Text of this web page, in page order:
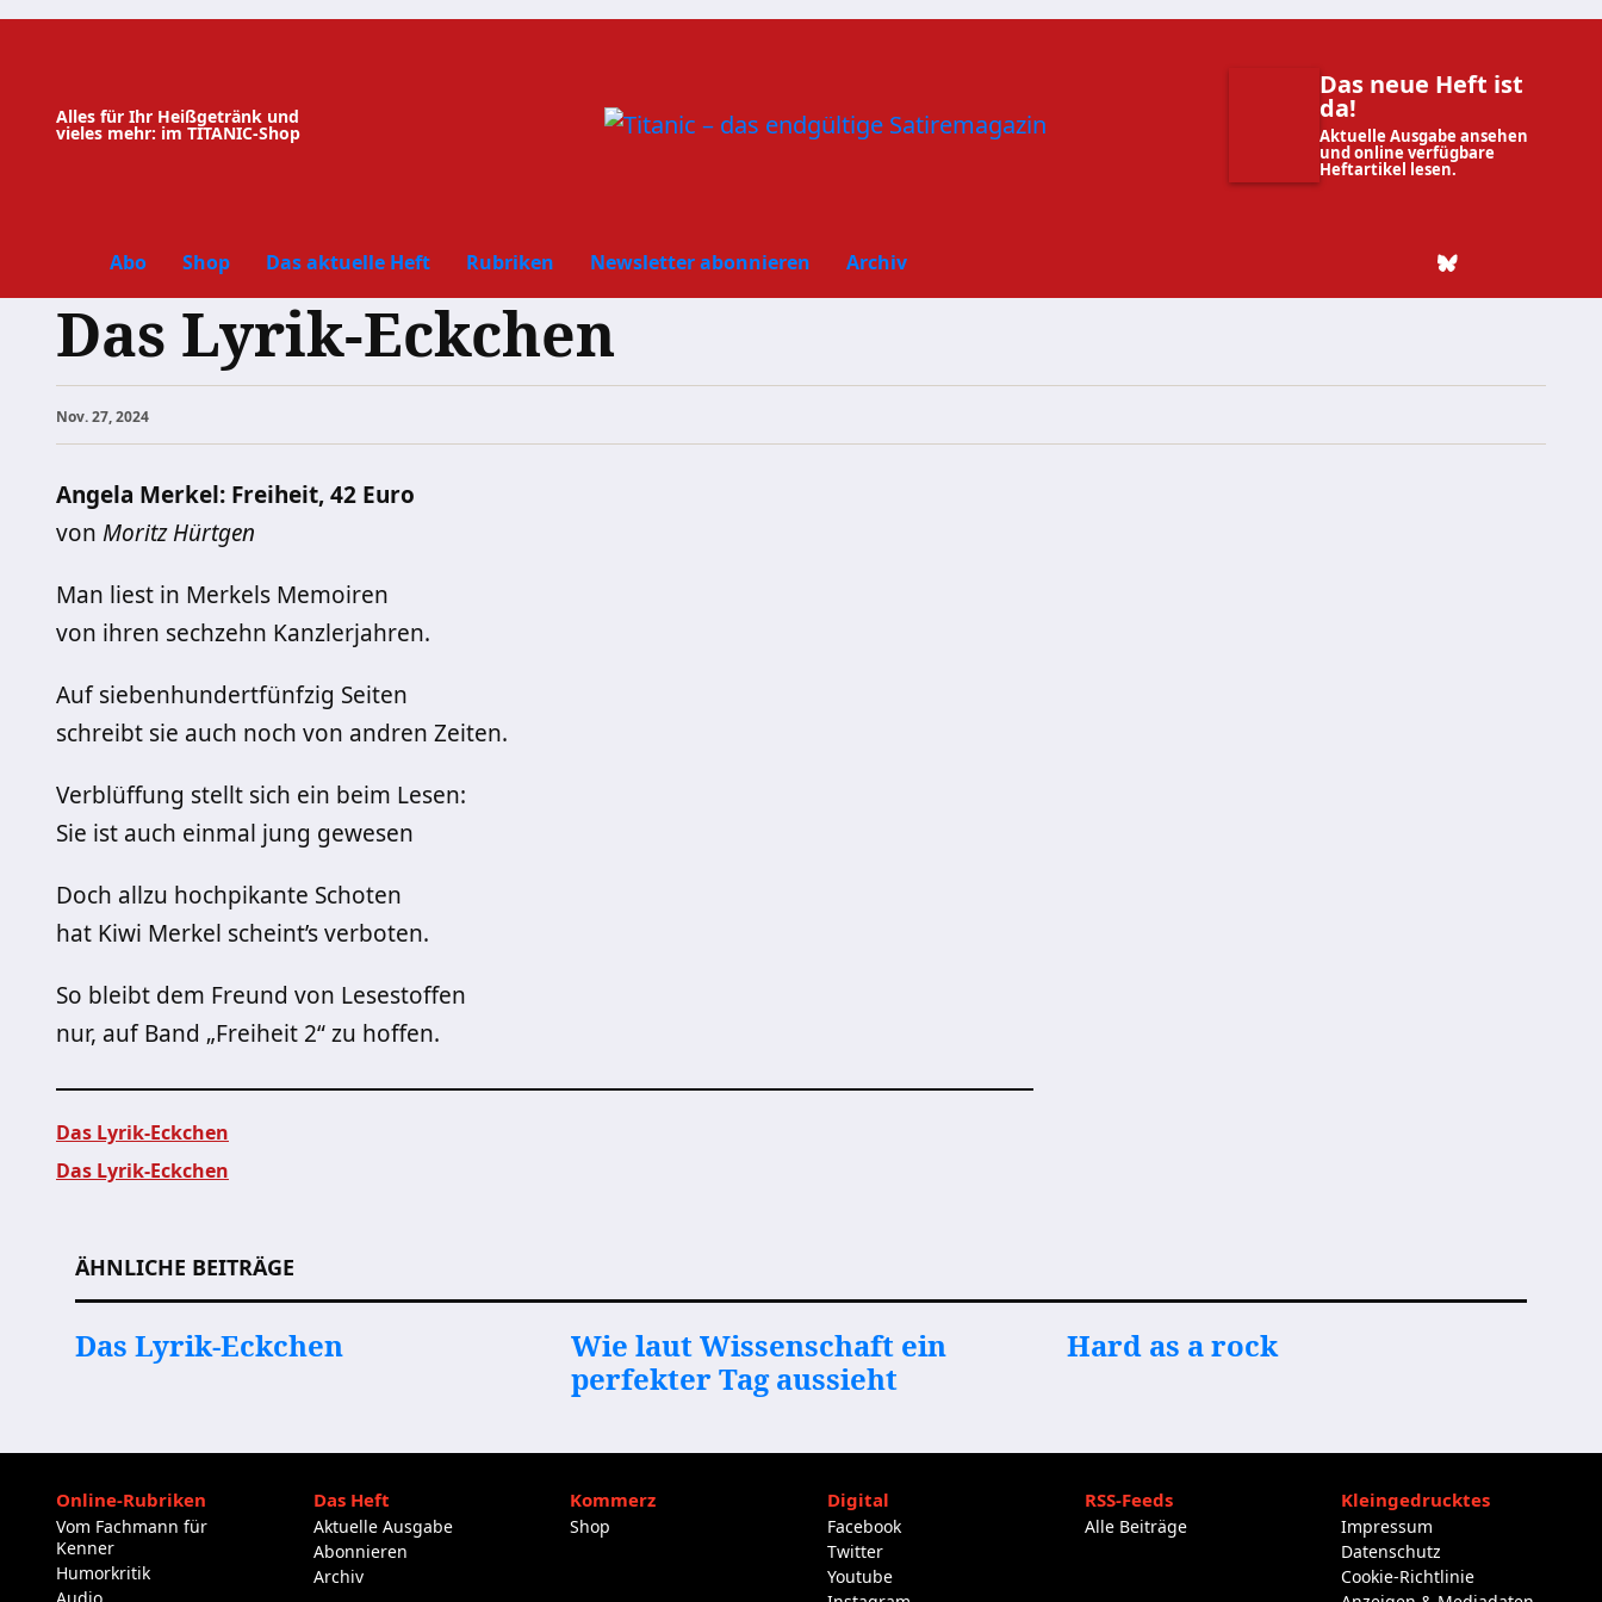
Zum
Alles für Ihr Heißgetränk und
vieles mehr: im TITANIC-Shop
Das neue Heft ist
da!
Aktuelle Ausgabe ansehen
und online verfügbare
Heftartikel lesen.
Abo Shop Das aktuelle Heft Rubriken Newsletter abonnieren Archiv
Das Lyrik-Eckchen
Nov. 27, 2024
Angela Merkel: Freiheit, 42 Euro
von Moritz Hürtgen
Man liest in Merkels Memoiren
von ihren sechzehn Kanzlerjahren.
Auf siebenhundertfünfzig Seiten
schreibt sie auch noch von andren Zeiten.
Verblüffung stellt sich ein beim Lesen:
Sie ist auch einmal jung gewesen
Doch allzu hochpikante Schoten
hat Kiwi Merkel scheint’s verboten.
So bleibt dem Freund von Lesestoffen
nur, auf Band „Freiheit 2“ zu hoffen.
Das Lyrik-Eckchen
Das Lyrik-Eckchen
ÄHNLICHE BEITRÄGE
Das Lyrik-Eckchen
Wie laut Wissenschaft ein
perfekter Tag aussieht
Hard as a rock
Online-Rubriken
Vom Fachmann für
Kenner
Humorkritik
Das Heft
Aktuelle Ausgabe
Abonnieren
Archiv
Kommerz
Shop
Digital
Facebook
Twitter
Youtube
RSS-Feeds
Alle Beiträge
Kleingedrucktes
Impressum
Datenschutz
Cookie-Richtlinie